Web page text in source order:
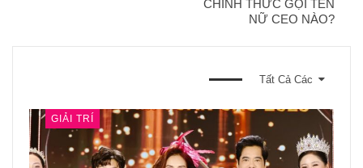
CHÍNH THỨC GỌI TÊN
NỮ CEO NÀO?
Tất Cả Các
GIẢI TRÍ